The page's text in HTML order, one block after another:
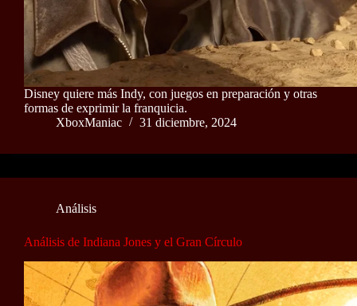
Disney quiere más Indy, con juegos en preparación y otras
formas de exprimir la franquicia.
XboxManiac
31 diciembre, 2024
Análisis
Análisis de Indiana Jones y el Gran Círculo